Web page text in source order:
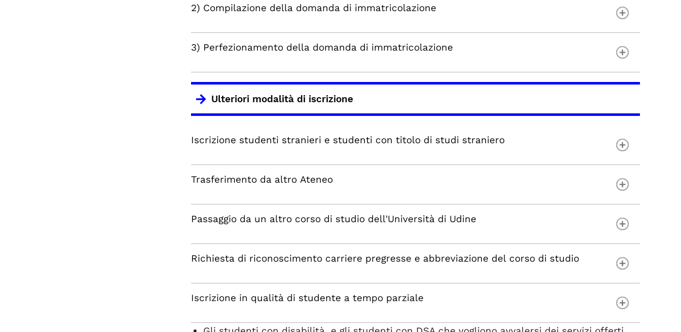
2) Compilazione della domanda di immatricolazione
3) Perfezionamento della domanda di immatricolazione
Ulteriori modalità di iscrizione
Iscrizione studenti stranieri e studenti con titolo di studi straniero
Trasferimento da altro Ateneo
Passaggio da un altro corso di studio dell'Università di Udine
Richiesta di riconoscimento carriere pregresse e abbreviazione del corso di studio
Iscrizione in qualità di studente a tempo parziale